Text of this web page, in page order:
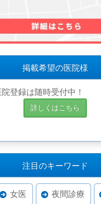
掲載希望の医院様
登録は随時受付中！
詳しくはこちら
注目のキーワード
女医 夜間診療